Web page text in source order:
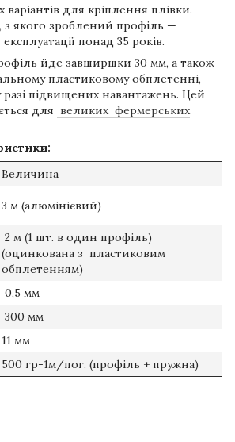
для кріплення плівки.
з якого зроблений профіль —
понад 35 років.
йде завширшки 30 мм, а також
пластиковому обплетенні,
разі підвищених навантажень. Цей
для великих фермерських
Величина
3 м (алюмінієвий)
2 м (1 шт. в один профіль)
(оцинкована з пластиковим
обплетенням)
0,5 мм
300 мм
11 мм
500 гр-1м/пог. (профіль + пружна)